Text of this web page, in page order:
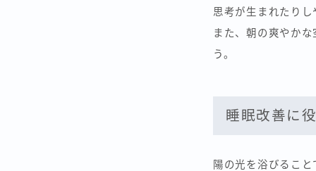
思考が生まれたり
また、朝の爽やか
う。
睡眠改善に
陽の光を浴びるこ